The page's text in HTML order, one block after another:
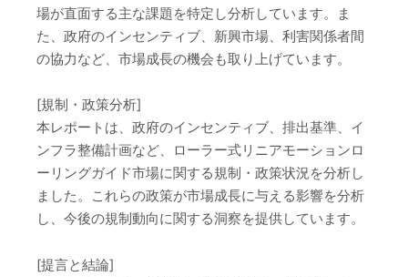
場が直面する主な課題を特定し分析しています。ま
た、政府のインセンティブ、新興市場、利害関係者間
の協力など、市場成長の機会も取り上げています。
[規制・政策分析]
本レポートは、政府のインセンティブ、排出基準、イ
ンフラ整備計画など、ローラー式リニアモーションロ
ーリングガイド市場に関する規制・政策状況を分析し
ました。これらの政策が市場成長に与える影響を分析
し、今後の規制動向に関する洞察を提供しています。
[提言と結論]